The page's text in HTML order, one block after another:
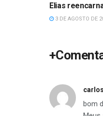
Elias
3 DE AGOSTO DE
bom